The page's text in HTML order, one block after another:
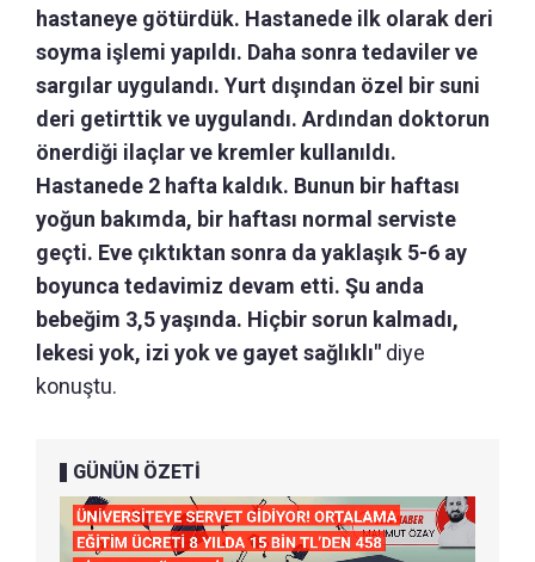
hastaneye götürdük. Hastanede ilk olarak deri
soyma işlemi yapıldı. Daha sonra tedaviler ve
sargılar uygulandı. Yurt dışından özel bir suni
deri getirttik ve uygulandı. Ardından doktorun
önerdiği ilaçlar ve kremler kullanıldı.
Hastanede 2 hafta kaldık. Bunun bir haftası
yoğun bakımda, bir haftası normal serviste
geçti. Eve çıktıktan sonra da yaklaşık 5-6 ay
boyunca tedavimiz devam etti. Şu anda
bebeğim 3,5 yaşında. Hiçbir sorun kalmadı,
lekesi yok, izi yok ve gayet sağlıklı" diye
konuştu.
GÜNÜN ÖZETİ